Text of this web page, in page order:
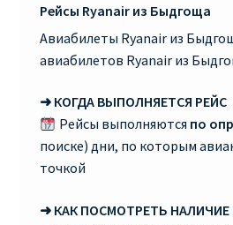
Рейсы Ryanair из Быдгоща
Авиабилеты Ryanair из
авиабилетов Ryanair из
➜ КОГДА ВЫПОЛНЯЕТСЯ РЕЙС
Рейсы выполняются по
поиске) дни, по которым
точкой
➜ КАК ПОСМОТРЕТЬ